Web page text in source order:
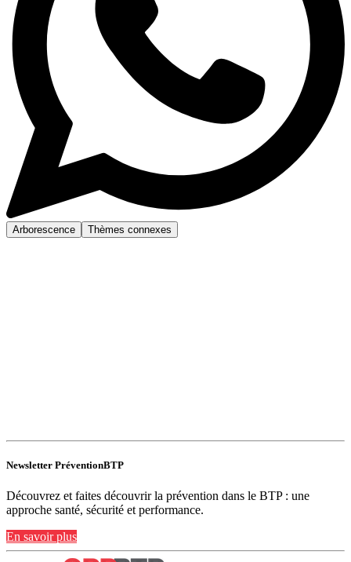
Arborescence Thèmes connexes
Newsletter PréventionBTP
Découvrez et faites découvrir la prévention dans le BTP : une
approche santé, sécurité et performance.
En savoir plus